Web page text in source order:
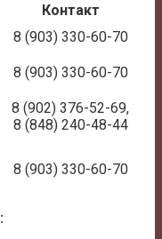
Контакт
8 (903) 330-60-70
8 (903) 330-60-70
8 (902) 376-52-69,
8 (848) 240-48-44
8 (903) 330-60-70